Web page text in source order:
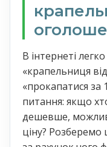
В інтернеті
«крапельниця
«прокапатися за
питання: якщо
дешевше,
ціну?